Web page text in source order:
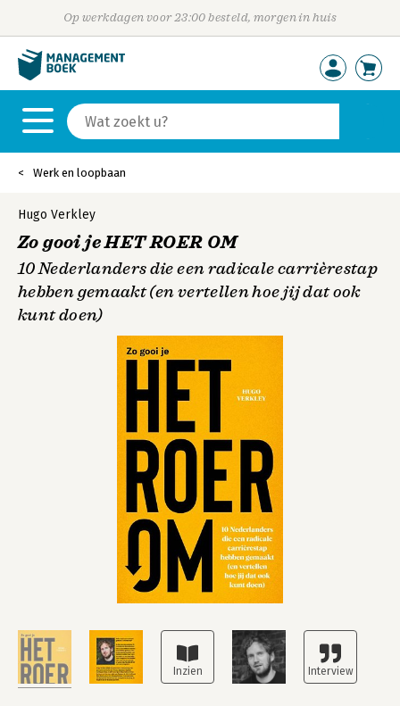
Op werkdagen voor 23:00 besteld, morgen in huis
Werk en loopbaan
Hugo Verkley
Zo gooi je HET ROER OM
10 Nederlanders die een radicale carrièrestap
hebben gemaakt (en vertellen hoe jij dat ook
kunt doen)